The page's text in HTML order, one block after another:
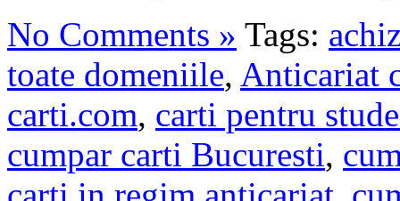
No Comments » Tags:
toate domeniile, Anticariat
carti.com, carti pentru
cumpar carti Bucuresti,